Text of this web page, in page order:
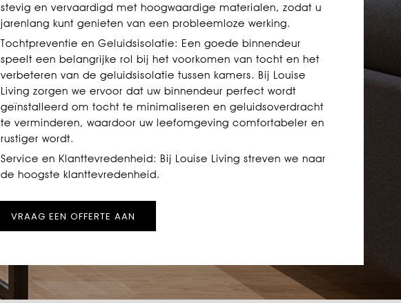
stevig en vervaardigd met hoogwaardige materialen, zodat u
jarenlang kunt genieten van een probleemloze werking.
Tochtpreventie en Geluidsisolatie: Een goede binnendeur
speelt een belangrijke rol bij het voorkomen van tocht en het
verbeteren van de geluidsisolatie tussen kamers. Bij Louise
Living zorgen we ervoor dat uw binnendeur perfect wordt
geïnstalleerd om tocht te minimaliseren en geluidsoverdracht
te verminderen, waardoor uw leefomgeving comfortabeler en
rustiger wordt.
Service en Klanttevredenheid: Bij Louise Living streven we naar
de hoogste klanttevredenheid.
VRAAG EEN OFFERTE AAN